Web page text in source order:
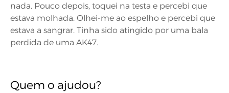
nada. Pouco depois, toquei na testa e percebi que
estava molhada. Olhei-me ao espelho e percebi que
estava a sangrar. Tinha sido atingido por uma bala
perdida de uma AK47.
Quem o ajudou?